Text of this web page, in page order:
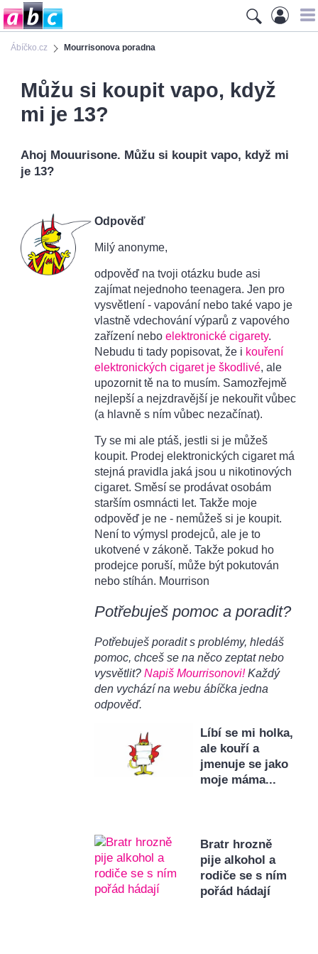
Ábíčko.cz Mourrisonova poradna
Můžu si koupit vapo, když
mi je 13?
Ahoj Mouurisone. Můžu si koupit vapo, když mi
je 13?
Odpověď
Milý anonyme,
odpověď na tvoji otázku bude asi
zajímat nejednoho teenagera. Jen pro
vysvětlení - vapování nebo také vapo je
vlastně vdechování výparů z vapového
zařízení nebo elektronické cigarety.
Nebudu ti tady popisovat, že i kouření
elektronických cigaret je škodlivé, ale
upozornit tě na to musím. Samozřejmě
nejlepší a nejzdravější je nekouřit vůbec
(a hlavně s ním vůbec nezačínat).
Ty se mi ale ptáš, jestli si je můžeš
koupit. Prodej elektronických cigaret má
stejná pravidla jaká jsou u nikotinových
cigaret. Směsí se prodávat osobám
starším osmnácti let. Takže moje
odpověď je ne - nemůžeš si je koupit.
Není to výmysl prodejců, ale je to
ukotvené v zákoně. Takže pokud ho
prodejce poruší, může být pokutován
nebo stíhán. Mourrison
Potřebuješ pomoc a poradit?
Potřebuješ poradit s problémy, hledáš
pomoc, chceš se na něco zeptat nebo
vysvětlit? Napiš Mourrisonovi!Každý
den vychází na webu ábíčka jedna
odpověď.
Líbí se mi holka,
ale kouří a
jmenuje se jako
moje máma...
Bratr hrozně
pije alkohol a
rodiče se s ním
pořád hádají